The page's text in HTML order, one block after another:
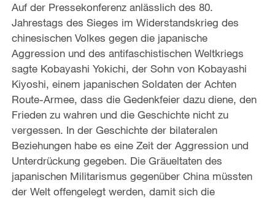
Auf der Pressekonferenz anlässlich des 80.
Jahrestags des Sieges im Widerstandskrieg des
chinesischen Volkes gegen die japanische
Aggression und des antifaschistischen Weltkriegs
sagte Kobayashi Yokichi, der Sohn von Kobayashi
Kiyoshi, einem japanischen Soldaten der Achten
Route-Armee, dass die Gedenkfeier dazu diene, den
Frieden zu wahren und die Geschichte nicht zu
vergessen. In der Geschichte der bilateralen
Beziehungen habe es eine Zeit der Aggression und
Unterdrückung gegeben. Die Gräueltaten des
japanischen Militarismus gegenüber China müssten
der Welt offengelegt werden, damit sich die